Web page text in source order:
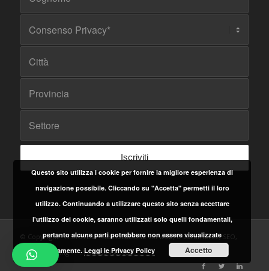
© Copyright - ITSYSTEM - Realizzazione siti web, e-commerce, SEO,
Web Marketing - P.IVA 05084660652
Questo sito utilizza i cookie per fornire la migliore esperienza di
navigazione possibile. Cliccando su "Accetta" permetti il loro
utilizzo. Continuando a utilizzare questo sito senza accettare
l'utilizzo dei cookie, saranno utilizzati solo quelli fondamentali,
pertanto alcune parti potrebbero non essere visualizzate
correttamente.Leggi le Privacy Policy Accetto